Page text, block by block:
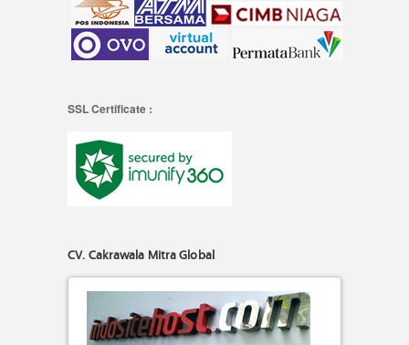
SSL Certificate :
CV. Cakrawala Mitra Global